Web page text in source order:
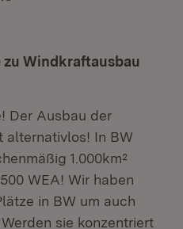
Windkraftausbau
Der Ausbau der
alternativlos! In BW
1.000km²
WEA! Wir haben
in BW um auch
sie konzentriert